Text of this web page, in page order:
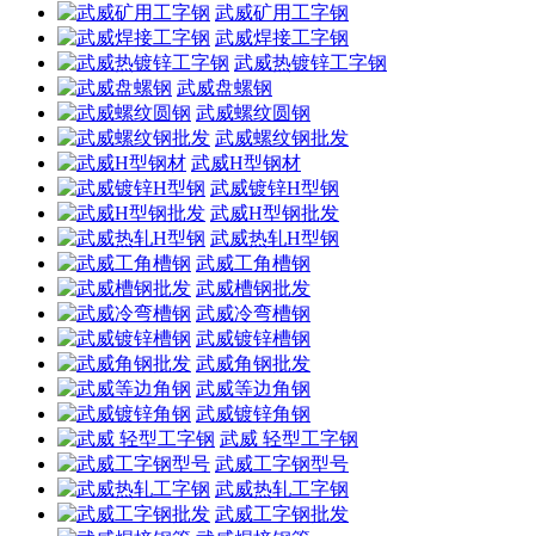
武威矿用工字钢
武威焊接工字钢
武威热镀锌工字钢
武威盘螺钢
武威螺纹圆钢
武威螺纹钢批发
武威H型钢材
武威镀锌H型钢
武威H型钢批发
武威热轧H型钢
武威工角槽钢
武威槽钢批发
武威冷弯槽钢
武威镀锌槽钢
武威角钢批发
武威等边角钢
武威镀锌角钢
武威 轻型工字钢
武威工字钢型号
武威热轧工字钢
武威工字钢批发